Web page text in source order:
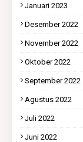
Januari 2023
Desember 2022
November 2022
Oktober 2022
September 2022
Agustus 2022
Juli 2022
Juni 2022